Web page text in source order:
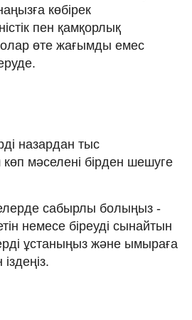
көбірек
пен қамқорлық
олар өте жағымды емес
назардан тыс
мәселені бірден шешуге
сабырлы болыңыз -
немесе біреуді сынайтын
ұстаныңыз және ымыраға